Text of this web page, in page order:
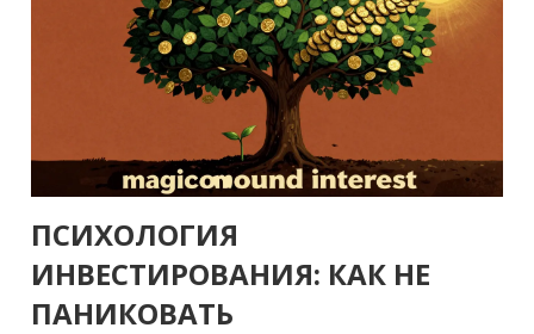
ПСИХОЛОГИЯ
ИНВЕСТИРОВАНИЯ: КАК НЕ
ПАНИКОВАТЬ